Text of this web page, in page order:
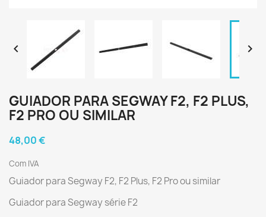
 
GUIADOR PARA SEGWAY F2, F2 PLUS,
F2 PRO OU SIMILAR
48,00 €
Com IVA
Guiador para Segway F2, F2 Plus, F2 Pro ou similar
Guiador para Segway série F2